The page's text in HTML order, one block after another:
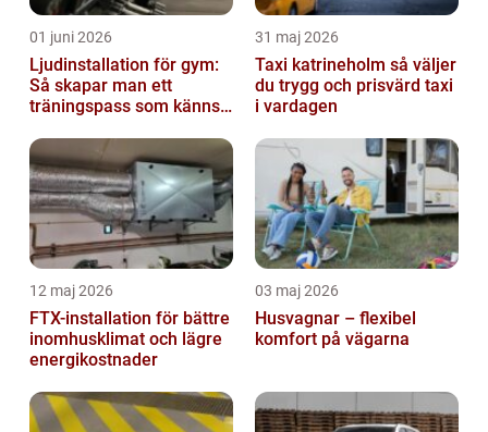
01 juni 2026
Ljudinstallation för gym:
Så skapar man ett
träningspass som känns i
31 maj 2026
Taxi katrineholm så väljer
du trygg och prisvärd taxi
i vardagen
12 maj 2026
FTX-installation för bättre
inomhusklimat och lägre
energikostnader
03 maj 2026
Husvagnar – flexibel
komfort på vägarna